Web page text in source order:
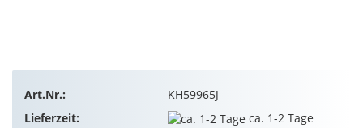
Art.Nr.:
KH59965J
Lieferzeit:
ca. 1-2 Tage